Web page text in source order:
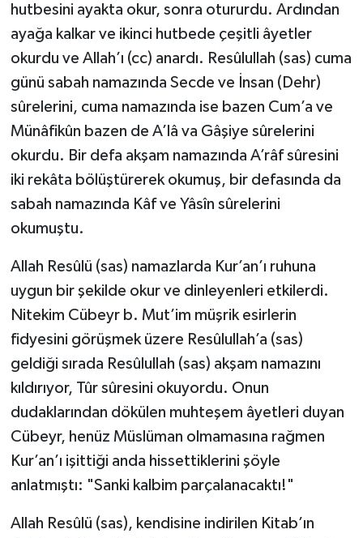
hutbesini ayakta okur, sonra otururdu. Ardından
ayağa kalkar ve ikinci hutbede çeşitli âyetler
okurdu ve Allah’ı (cc) anardı. Resûlullah (sas) cuma
günü sabah namazında Secde ve İnsan (Dehr)
sûrelerini, cuma namazında ise bazen Cum’a ve
Münâfikûn bazen de A’lâ va Gâşiye sûrelerini
okurdu. Bir defa akşam namazında A’râf sûresini
iki rekâta bölüştürerek okumuş, bir defasında da
sabah namazında Kâf ve Yâsîn sûrelerini
okumuştu.
Allah Resûlü (sas) namazlarda Kur’an’ı ruhuna
uygun bir şekilde okur ve dinleyenleri etkilerdi.
Nitekim Cübeyr b. Mut’im müşrik esirlerin
fidyesini görüşmek üzere Resûlullah’a (sas)
geldiği sırada Resûlullah (sas) akşam namazını
kıldırıyor, Tûr sûresini okuyordu. Onun
dudaklarından dökülen muhteşem âyetleri duyan
Cübeyr, henüz Müslüman olmamasına rağmen
Kur’an’ı işittiği anda hissettiklerini şöyle
anlatmıştı: "Sanki kalbim parçalanacaktı!"
Allah Resûlü (sas), kendisine indirilen Kitab’ın